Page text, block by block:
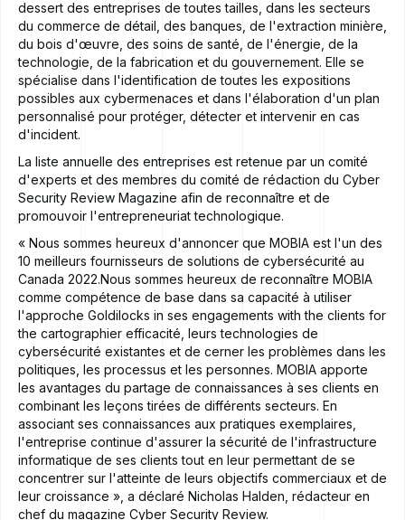
dessert des entreprises de toutes tailles, dans les secteurs
du commerce de détail, des banques, de l'extraction minière,
du bois d'œuvre, des soins de santé, de l'énergie, de la
technologie, de la fabrication et du gouvernement. Elle se
spécialise dans l'identification de toutes les expositions
possibles aux cybermenaces et dans l'élaboration d'un plan
personnalisé pour protéger, détecter et intervenir en cas
d'incident.
La liste annuelle des entreprises est retenue par un comité
d'experts et des membres du comité de rédaction du Cyber
Security Review Magazine afin de reconnaître et de
promouvoir l'entrepreneuriat technologique.
« Nous sommes heureux d'annoncer que MOBIA est l'un des
10 meilleurs fournisseurs de solutions de cybersécurité au
Canada 2022.Nous sommes heureux de reconnaître MOBIA
comme compétence de base dans sa capacité à utiliser
l'approche Goldilocks in ses engagements with the clients for
the cartographier efficacité, leurs technologies de
cybersécurité existantes et de cerner les problèmes dans les
politiques, les processus et les personnes. MOBIA apporte
les avantages du partage de connaissances à ses clients en
combinant les leçons tirées de différents secteurs. En
associant ses connaissances aux pratiques exemplaires,
l'entreprise continue d'assurer la sécurité de l'infrastructure
informatique de ses clients tout en leur permettant de se
concentrer sur l'atteinte de leurs objectifs commerciaux et de
leur croissance », a déclaré Nicholas Halden, rédacteur en
chef du magazine Cyber Security Review.